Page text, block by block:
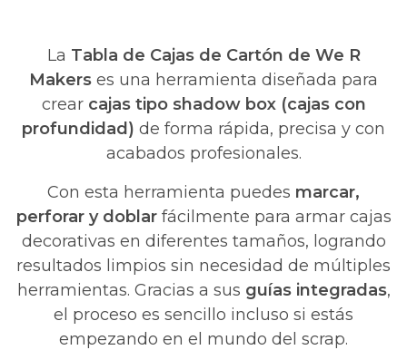
La Tabla de Cajas de Cartón de We R
Makers es una herramienta diseñada para
crear cajas tipo shadow box (cajas con
profundidad) de forma rápida, precisa y con
acabados profesionales.
Con esta herramienta puedes marcar,
perforar y doblarfácilmente para armar cajas
decorativas en diferentes tamaños, logrando
resultados limpios sin necesidad de múltiples
herramientas. Gracias a sus guías integradas,
el proceso es sencillo incluso si estás
empezando en el mundo del scrap.